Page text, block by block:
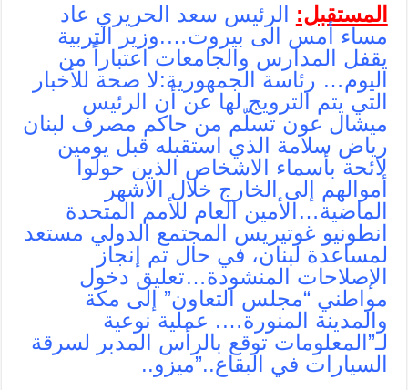
المستقبل: الرئيس سعد الحريري عاد
مساء أمس الى بيروت‎….وزير التربية
يقفل المدارس والجامعات اعتباراً من
اليوم… رئاسة الجمهورية:لا صحة للأخبار
التي يتم الترويج لها عن أن الرئيس
ميشال عون تسلّم من حاكم مصرف لبنان
رياض سلامة الذي استقبله قبل يومين
لائحة بأسماء الاشخاص الذين حولوا
أموالهم إلى الخارج خلال الاشهر
الماضية…الأمين العام للأمم المتحدة
انطونيو غوتيريس المجتمع الدولي مستعد
لمساعدة لبنان، في حال تم إنجاز
الإصلاحات المنشودة…تعليق دخول
مواطني “مجلس التعاون” إلى مكة
والمدينة المنورة…. عملية نوعية
لـ”المعلومات توقع بالرأس المدبر لسرقة
السيارات في البقاع..”ميزو..